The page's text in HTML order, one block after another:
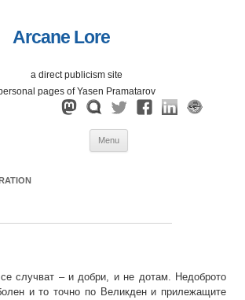
Arcane Lore
a direct publicism site
pages of Yasen Pramatarov
Menu
случват – и добри, и не дотам. Недоброто
и то точно по Великден и прилежащите